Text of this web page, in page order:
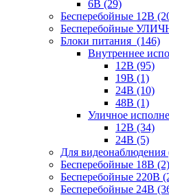
6В (29)
Бесперебойные 12В
Бесперебойные
Блоки питания (146)
Внутреннее
12В (95)
19В (1)
24В (10)
48В (1)
Уличное
12В (34)
24В (5)
Для видеонаблюдения
Бесперебойные 18В (2)
Бесперебойные 220В
Бесперебойные 24В